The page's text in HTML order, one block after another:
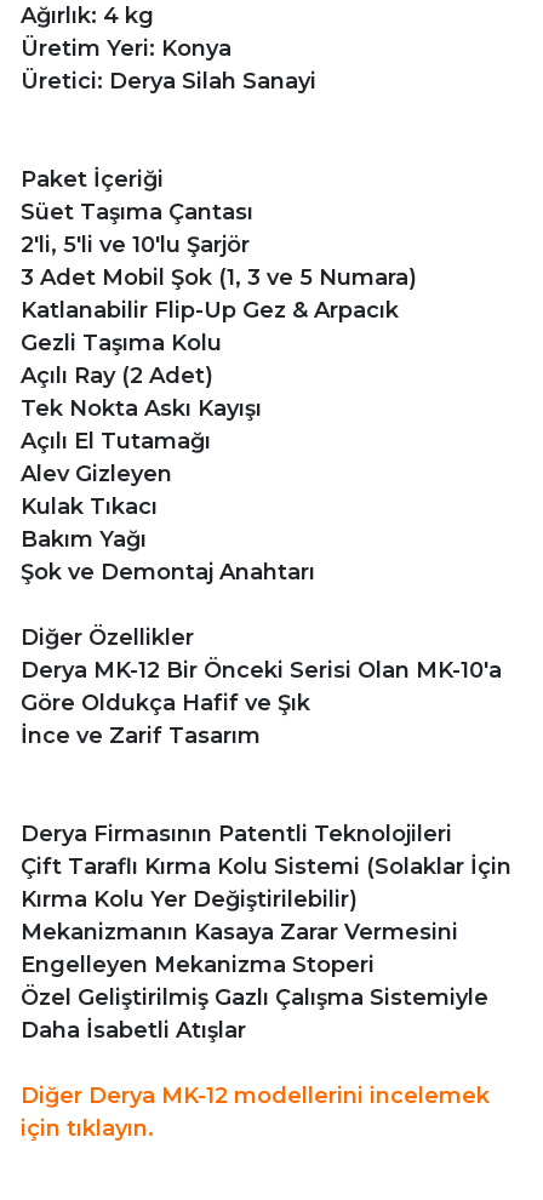
Ağırlık: 4 kg
Üretim Yeri: Konya
Üretici: Derya Silah Sanayi
Paket İçeriği
Süet Taşıma Çantası
2'li, 5'li ve 10'lu Şarjör
3 Adet Mobil Şok (1, 3 ve 5 Numara)
Katlanabilir Flip-Up Gez & Arpacık
Gezli Taşıma Kolu
Açılı Ray (2 Adet)
Tek Nokta Askı Kayışı
Açılı El Tutamağı
Alev Gizleyen
Kulak Tıkacı
Bakım Yağı
Şok ve Demontaj Anahtarı
Diğer Özellikler
Derya MK-12 Bir Önceki Serisi Olan MK-10'a
Göre Oldukça Hafif ve Şık
İnce ve Zarif Tasarım
Derya Firmasının Patentli Teknolojileri
Çift Taraflı Kırma Kolu Sistemi (Solaklar İçin
Kırma Kolu Yer Değiştirilebilir)
Mekanizmanın Kasaya Zarar Vermesini
Engelleyen Mekanizma Stoperi
Özel Geliştirilmiş Gazlı Çalışma Sistemiyle
Daha İsabetli Atışlar
Diğer Derya MK-12 modellerini incelemek
için tıklayın.